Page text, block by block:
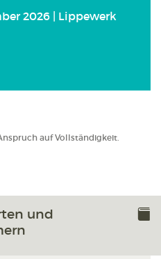
2026 | Lippewerk
auf Vollständigkeit.
und